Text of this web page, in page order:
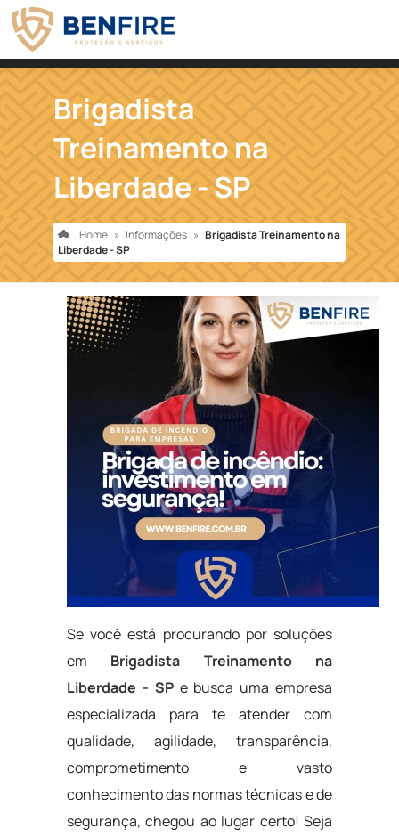
Brigadista
Treinamento na
Liberdade - SP
Home » Informações » Brigadista Treinamento na
Liberdade - SP
Se você está procurando por soluções
em Brigadista Treinamento na
Liberdade - SP e busca uma empresa
especializada para te atender com
qualidade, agilidade, transparência,
comprometimento e vasto
conhecimento das normas técnicas e de
segurança, chegou ao lugar certo! Seja